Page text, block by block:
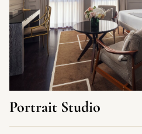
Portrait Studio